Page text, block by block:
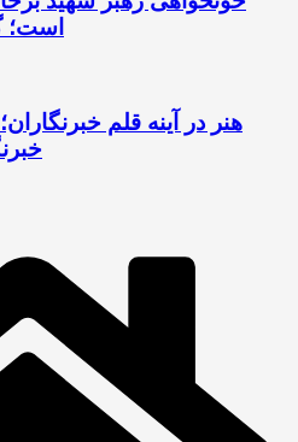
است؛
هنر در آینه قلم